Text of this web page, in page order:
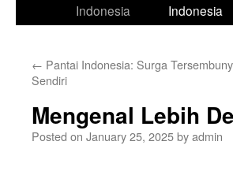
Indonesia
Indonesia
← Pantai Indonesia: Surga
Sendiri
Mengenal Lebih
Posted on January 25, 2025byadmin